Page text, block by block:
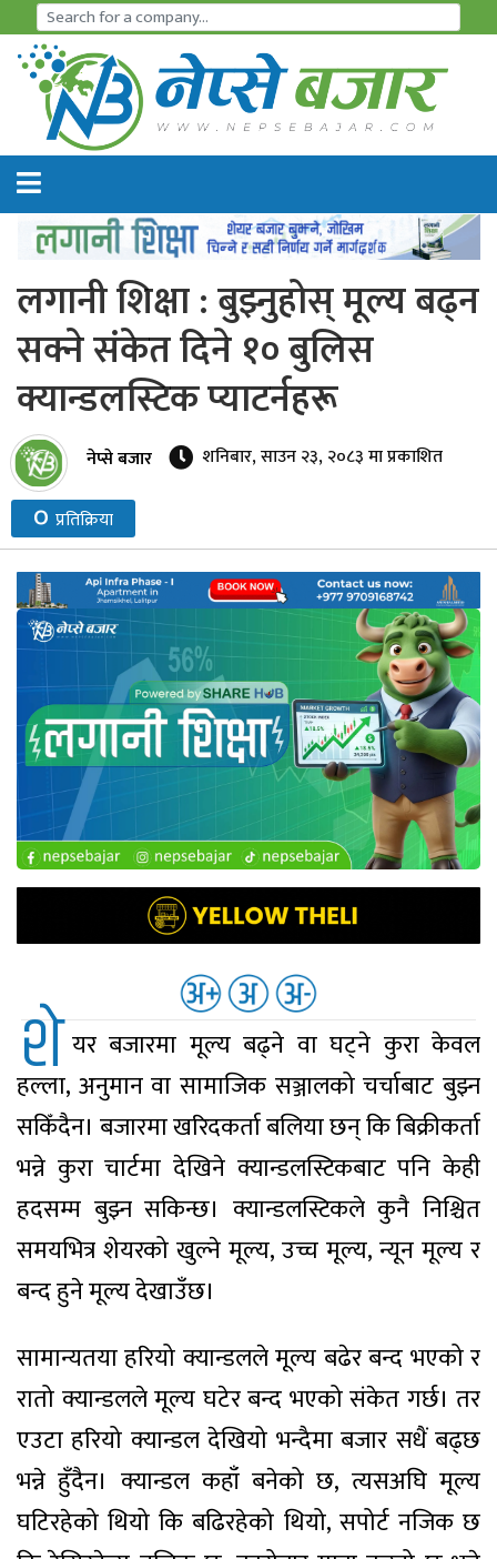
समाचार
अर्थतन्त्र
शेयर
आइ
पि
ओ
हाइड्रो
पावर
नेप्से
प्रमुख
समाचार
बजार
बैंक-
वित्त
अन्य
लगानी शिक्षा : बुझ्नुहोस् मूल्य बढ्न
सक्ने संकेत दिने १० बुलिस
क्यान्डलस्टिक प्याटर्नहरू
नेप्से बजार शनिबार, साउन २३, २०८३ मा प्रकाशित
० प्रतिक्रिया
शे यर बजारमा मूल्य बढ्ने वा घट्ने कुरा केवल
हल्ला, अनुमान वा सामाजिक सञ्जालको चर्चाबाट बुझ्न
सकिँदैन। बजारमा खरिदकर्ता बलिया छन् कि बिक्रीकर्ता
भन्ने कुरा चार्टमा देखिने क्यान्डलस्टिकबाट पनि केही
हदसम्म बुझ्न सकिन्छ। क्यान्डलस्टिकले कुनै निश्चित
समयभित्र शेयरको खुल्ने मूल्य, उच्च मूल्य, न्यून मूल्य र
बन्द हुने मूल्य देखाउँछ।
सामान्यतया हरियो क्यान्डलले मूल्य बढेर बन्द भएको र
रातो क्यान्डलले मूल्य घटेर बन्द भएको संकेत गर्छ। तर
एउटा हरियो क्यान्डल देखियो भन्दैमा बजार सधैं बढ्छ
भन्ने हुँदैन। क्यान्डल कहाँ बनेको छ, त्यसअघि मूल्य
घटिरहेको थियो कि बढिरहेको थियो, सपोर्ट नजिक छ